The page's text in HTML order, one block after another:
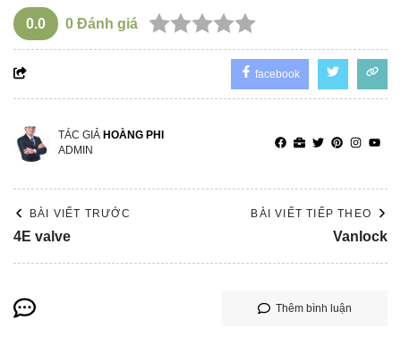
0.0 0 Đánh giá
facebook
TÁC GIẢ HOÀNG PHI
ADMIN
BÀI VIẾT TRƯỚC
4E valve
BÀI VIẾT TIẾP THEO
Vanlock
Thêm bình luận